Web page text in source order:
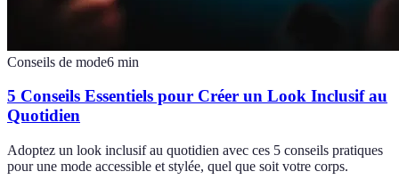
Conseils de mode6 min
5 Conseils Essentiels pour Créer un Look Inclusif au
Quotidien
Adoptez un look inclusif au quotidien avec ces 5 conseils pratiques
pour une mode accessible et stylée, quel que soit votre corps.